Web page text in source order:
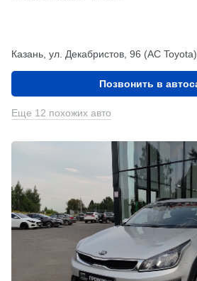
Казань, ул. Декабристов, 96 (АС Toyota)
Позвонить в
Еще 12 похожих авто